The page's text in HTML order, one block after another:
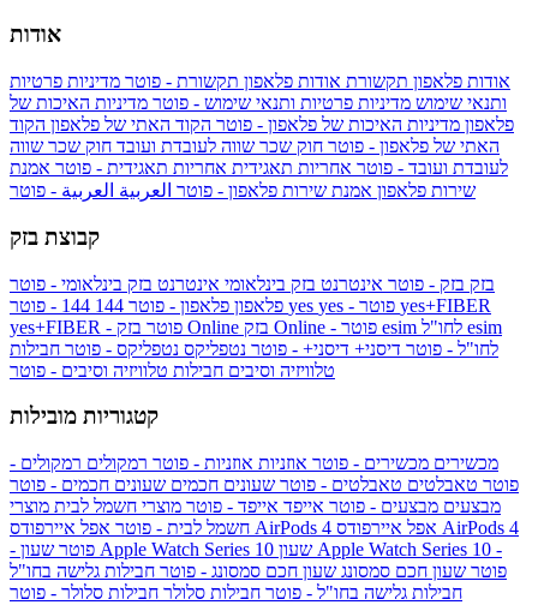
אודות
אודות פלאפון תקשורת אודות פלאפון תקשורת - פוטר מדיניות פרטיות
ותנאי שימוש מדיניות פרטיות ותנאי שימוש - פוטר מדיניות האיכות של
פלאפון מדיניות האיכות של פלאפון - פוטר הקוד האתי של פלאפון הקוד
האתי של פלאפון - פוטר חוק שכר שווה לעובדת ועובד חוק שכר שווה
לעובדת ועובד - פוטר אחריות תאגידית אחריות תאגידית - פוטר אמנת
שירות פלאפון אמנת שירות פלאפון - פוטר العربية العربية - פוטר
קבוצת בזק
בזק בזק - פוטר אינטרנט בזק בינלאומי אינטרנט בזק בינלאומי - פוטר
פלאפון פלאפון - פוטר 144 yes
yes+FIBER
yes+FIBER - פוטר בזק Online
esim
לחו"ל - פוטר דיסני+ דיסני+ - פוטר נטפליקס נטפליקס - פוטר חבילות
טלוויזיה וסיבים חבילות טלוויזיה וסיבים - פוטר
קטגוריות מובילות
מכשירים מכשירים - פוטר אוזניות אוזניות - פוטר רמקולים רמקולים -
פוטר טאבלטים טאבלטים - פוטר שעונים חכמים שעונים חכמים - פוטר
מבצעים מבצעים - פוטר אייפד אייפד - פוטר מוצרי חשמל לבית מוצרי
חשמל לבית - פוטר אפל איירפודס AirPods 4 אפל איירפודס AirPods 4
- פוטר שעון Apple Watch Series 10 שעון Apple Watch Series 10 -
פוטר שעון חכם סמסונג שעון חכם סמסונג - פוטר חבילות גלישה בחו"ל
חבילות גלישה בחו"ל - פוטר חבילות סלולר חבילות סלולר - פוטר